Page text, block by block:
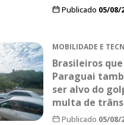
Publicado 05/08/
MOBILIDADE E
Brasileiros
Paraguai
ser alvo do
multa de
Publicado 05/08/